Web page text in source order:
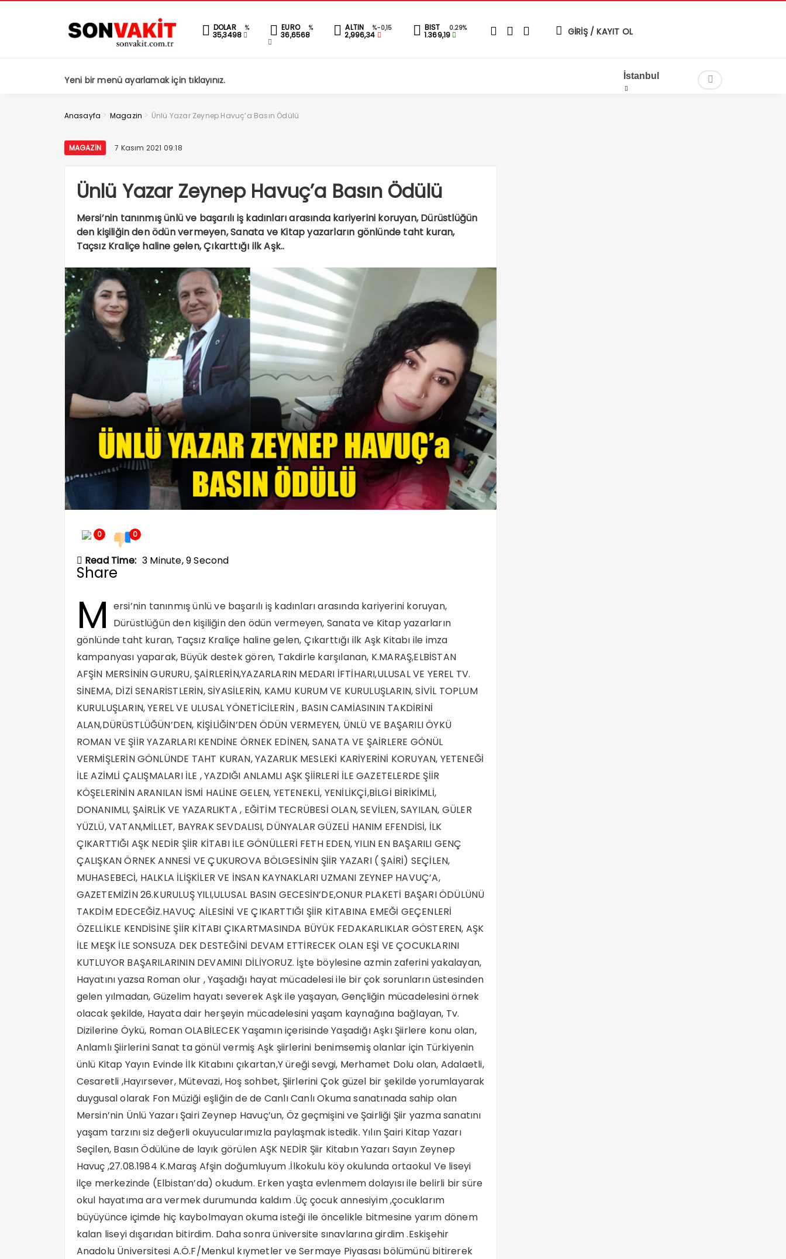
DOLAR %
35,3498
EURO %
36,6568
ALTIN %-0,15
2,996,34
BIST 0.29%
1.369,19 GİRİŞ / KAYIT OL
Yeni bir menü ayarlamak için tıklayınız.
Anasayfa > Magazin > Ünlü Yazar Zeynep Havuç’a Basın Ödülü
MAGAZIN 7 Kasım 2021 09:18
Ünlü Yazar Zeynep Havuç’a Basın Ödülü
Mersi’nin tanınmış ünlü ve başarılı iş kadınları arasında kariyerini koruyan, Dürüstlüğün
den kişiliğin den ödün vermeyen, Sanata ve Kitap yazarların gönlünde taht kuran,
Taçsız Kraliçe haline gelen, Çıkarttığı ilk Aşk..
0 0
Read Time: 3 Minute, 9 Second
Share
M ersi’nin tanınmış ünlü ve başarılı iş kadınları arasında kariyerini koruyan,
Dürüstlüğün den kişiliğin den ödün vermeyen, Sanata ve Kitap yazarların
gönlünde taht kuran, Taçsız Kraliçe haline gelen, Çıkarttığı ilk Aşk Kitabı ile imza
kampanyası yaparak, Büyük destek gören, Takdirle karşılanan, K.MARAŞ,ELBİSTAN
AFŞİN MERSİNİN GURURU, ŞAİRLERİN,YAZARLARIN MEDARI İFTİHARI,ULUSAL VE YEREL TV.
SİNEMA, DİZİ SENARİSTLERİN, SİYASİLERİN, KAMU KURUM VE KURULUŞLARIN, SİVİL TOPLUM
KURULUŞLARIN, YEREL VE ULUSAL YÖNETİCİLERİN , BASIN CAMİASININ TAKDİRİNİ
ALAN,DÜRÜSTLÜĞÜN’DEN, KİŞİLİĞİN’DEN ÖDÜN VERMEYEN, ÜNLÜ VE BAŞARILI ÖYKÜ
ROMAN VE ŞİİR YAZARLARI KENDİNE ÖRNEK EDİNEN, SANATA VE ŞAİRLERE GÖNÜL
VERMİŞLERİN GÖNLÜNDE TAHT KURAN, YAZARLIK MESLEKİ KARİYERİNİ KORUYAN, YETENEĞİ
İLE AZİMLİ ÇALIŞMALARI İLE , YAZDIĞI ANLAMLI AŞK ŞİİRLERİ İLE GAZETELERDE ŞİİR
KÖŞELERİNİN ARANILAN İSMİ HALİNE GELEN, YETENEKLİ, YENİLİKÇİ,BİLGİ BİRİKİMLİ,
DONANIMLI, ŞAİRLİK VE YAZARLIKTA , EĞİTİM TECRÜBESİ OLAN, SEVİLEN, SAYILAN, GÜLER
YÜZLÜ, VATAN,MİLLET, BAYRAK SEVDALISI, DÜNYALAR GÜZELİ HANIM EFENDİSİ, İLK
ÇIKARTTIĞI AŞK NEDİR ŞİİR KİTABI İLE GÖNÜLLERİ FETH EDEN, YILIN EN BAŞARILI GENÇ
ÇALIŞKAN ÖRNEK ANNESİ VE ÇUKUROVA BÖLGESİNİN ŞİİR YAZARI ( ŞAİRİ) SEÇİLEN,
MUHASEBECİ, HALKLA İLİŞKİLER VE İNSAN KAYNAKLARI UZMANI ZEYNEP HAVUÇ’A,
GAZETEMİZİN 26.KURULUŞ YILI,ULUSAL BASIN GECESİN’DE,ONUR PLAKETİ BAŞARI ÖDÜLÜNÜ
TAKDİM EDECEĞİZ.HAVUÇ AİLESİNİ VE ÇIKARTTIĞI ŞİİR KİTABINA EMEĞİ GEÇENLERİ
ÖZELLİKLE KENDİSİNE ŞİİR KİTABI ÇIKARTMASINDA BÜYÜK FEDAKARLIKLAR GÖSTEREN, AŞK
İLE MEŞK İLE SONSUZA DEK DESTEĞİNİ DEVAM ETTİRECEK OLAN EŞİ VE ÇOCUKLARINI
KUTLUYOR BAŞARILARININ DEVAMINI DİLİYORUZ. İşte böylesine azmin zaferini yakalayan,
Hayatını yazsa Roman olur , Yaşadığı hayat mücadelesi ile bir çok sorunların üstesinden
gelen yılmadan, Güzelim hayatı severek Aşk ile yaşayan, Gençliğin mücadelesini örnek
olacak şekilde, Hayata dair herşeyin mücadelesini yaşam kaynağına bağlayan, Tv.
Dizilerine Öykü, Roman OLABİLECEK Yaşamın içerisinde Yaşadığı Aşkı Şiirlere konu olan,
Anlamlı Şiirlerini Sanat ta gönül vermiş Aşk şiirlerini benimsemiş olanlar için Türkiyenin
ünlü Kitap Yayın Evinde İlk Kitabını çıkartan,Y üreği sevgi, Merhamet Dolu olan, Adalaetli,
Cesaretli ,Hayırsever, Mütevazi, Hoş sohbet, Şiirlerini Çok güzel bir şekilde yorumlayarak
duygusal olarak Fon Müziği eşliğin de de Canlı Canlı Okuma sanatınada sahip olan
Mersin’nin Ünlü Yazarı Şairi Zeynep Havuç’un, Öz geçmişini ve Şairliği Şiir yazma sanatını
yaşam tarzını siz değerli okuyucularımızla paylaşmak istedik. Yılın Şairi Kitap Yazarı
Seçilen, Basın Ödülüne de layık görülen AŞK NEDİR Şiir Kitabın Yazarı Sayın Zeynep
Havuç ,27.08.1984 K.Maraş Afşin doğumluyum .İlkokulu köy okulunda ortaokul Ve liseyi
ilçe merkezinde (Elbistan’da) okudum. Erken yaşta evlenmem dolayısı ile belirli bir süre
okul hayatıma ara vermek durumunda kaldım .Üç çocuk annesiyim ,çocuklarım
büyüyünce içimde hiç kaybolmayan okuma isteği ile öncelikle bitmesine yarım dönem
kalan liseyi dışarıdan bitirdim. Daha sonra üniversite sınavlarına girdim .Eskişehir
Anadolu Üniversitesi A.Ö.F/Menkul kıymetler ve Sermaye Piyasası bölümünü bitirerek